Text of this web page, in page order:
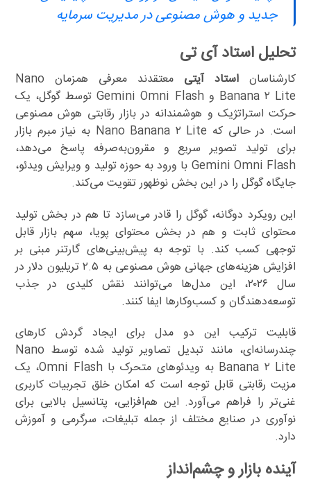
جدید و هوش مصنوعی در مدیریت سرمایه
تحلیل استاد آی تی
کارشناسان استاد آیتی
معتقدند معرفی همزمان Nano
Banana ۲ Lite و Gemini Omni Flash توسط گوگل، یک
حرکت استراتژیک و هوشمندانه در بازار رقابتی هوش مصنوعی
است. در حالی که Nano Banana ۲ Lite به نیاز مبرم بازار
برای تولید تصویر سریع و مقرون‌به‌صرفه پاسخ می‌دهد،
Gemini Omni Flash با ورود به حوزه تولید و ویرایش ویدئو،
جایگاه گوگل را در این بخش نوظهور تقویت می‌کند.
این رویکرد دوگانه، گوگل را قادر می‌سازد تا هم در بخش تولید
محتوای ثابت و هم در بخش محتوای پویا، سهم بازار قابل
توجهی کسب کند. با توجه به پیش‌بینی‌های گارتنر مبنی بر
افزایش هزینه‌های جهانی هوش مصنوعی به ۲.۵ تریلیون دلار در
سال ۲۰۲۶، این مدل‌ها می‌توانند نقش کلیدی در جذب
توسعه‌دهندگان و کسب‌وکارها ایفا کنند.
قابلیت ترکیب این دو مدل برای ایجاد گردش کارهای
چندرسانه‌ای، مانند تبدیل تصاویر تولید شده توسط Nano
Banana ۲ Lite به ویدئوهای متحرک با Omni Flash، یک
مزیت رقابتی قابل توجه است که امکان خلق تجربیات کاربری
غنی‌تر را فراهم می‌آورد. این هم‌افزایی، پتانسیل بالایی برای
نوآوری در صنایع مختلف از جمله تبلیغات، سرگرمی و آموزش
دارد.
آینده بازار و چشم‌انداز